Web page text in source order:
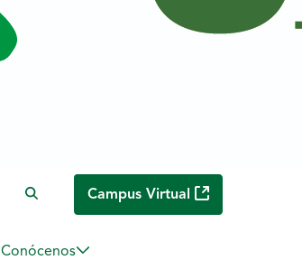
Campus Virtual
Conócenos